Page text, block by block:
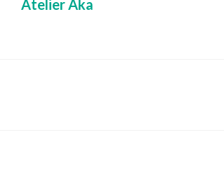
Atelier Aka